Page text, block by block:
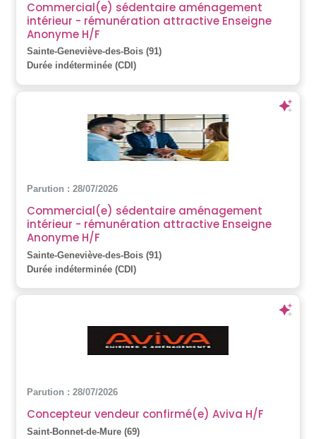
Commercial(e) sédentaire aménagement
intérieur - rémunération attractive Enseigne
Anonyme H/F
Sainte-Geneviève-des-Bois (91)
Durée indéterminée (CDI)
Parution : 28/07/2026
Commercial(e) sédentaire aménagement
intérieur - rémunération attractive Enseigne
Anonyme H/F
Sainte-Geneviève-des-Bois (91)
Durée indéterminée (CDI)
Parution : 28/07/2026
Concepteur vendeur confirmé(e) Aviva H/F
Saint-Bonnet-de-Mure (69)